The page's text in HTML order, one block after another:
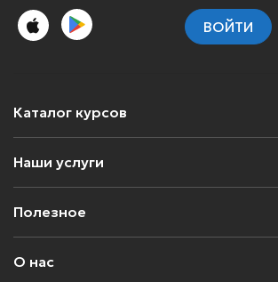
ВОЙТИ
Каталог курсов
Наши услуги
Полезное
О нас